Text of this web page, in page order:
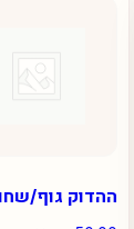
ההדוק גוף/